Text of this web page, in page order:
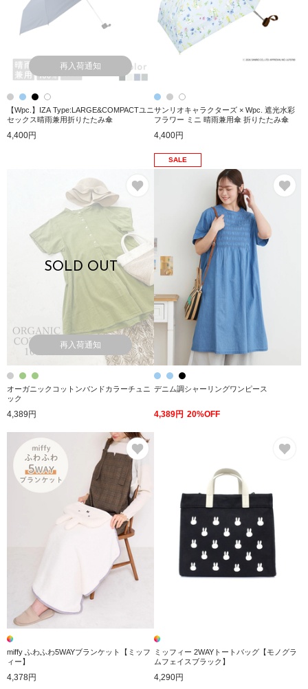
再入荷通知
【Wpc.】IZA Type:LARGE&COMPACTユニ
セックス晴雨兼用折りたたみ傘
4,400円
サンリオキャラクターズ × Wpc. 遮光水彩
フラワー ミニ 晴雨兼用傘 折りたたみ傘
4,400円
SOLD OUT
再入荷通知
オーガニックコットンバンドカラーチュニ
ック
4,389円
SALE
デニム調シャーリングワンピース
4,389円 20%OFF
お気に入り
miffy ふわふわ5WAYブランケット【ミッフ
ィー】
4,378円
ミッフィー 2WAYトートバッグ【モノグラ
ムフェイスブラック】
4,290円